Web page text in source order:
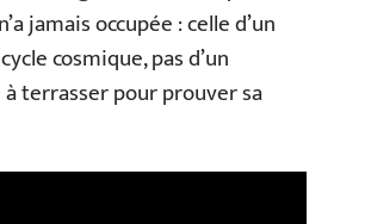
jamais occupée : celle d’un
cosmique, pas d’un
terrasser pour prouver sa